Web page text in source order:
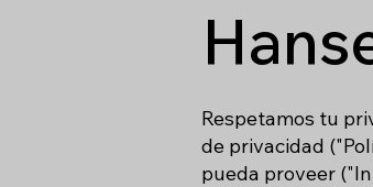
Respetamos tu
de privacidad
pueda proveer